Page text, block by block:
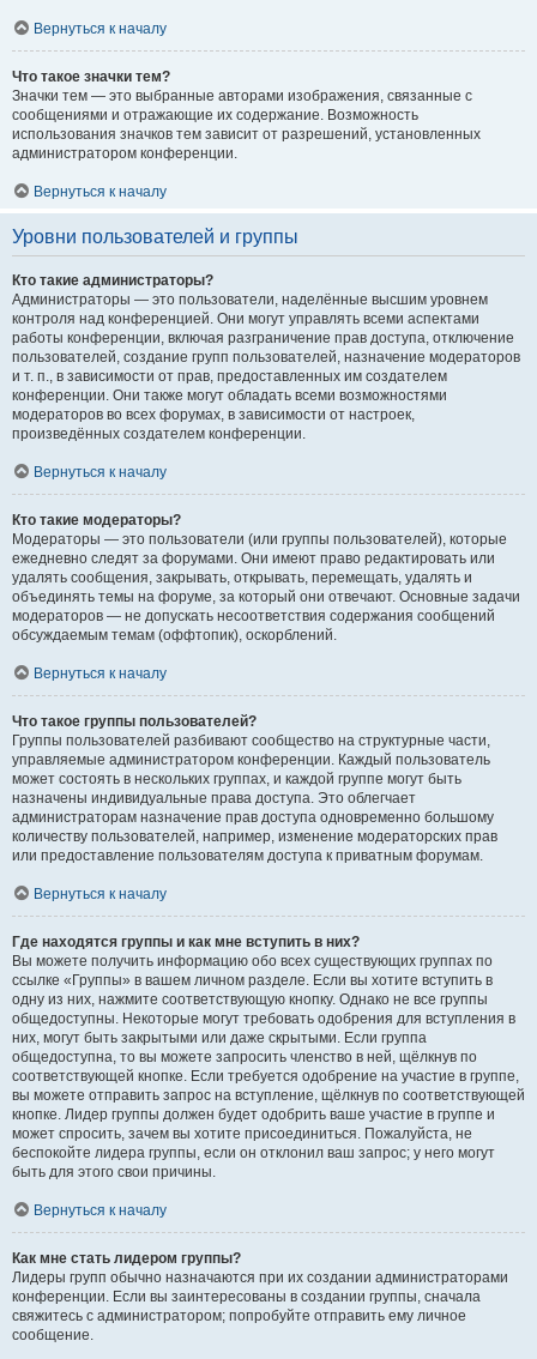
Вернуться к началу
Что такое значки тем?
Значки тем — это выбранные авторами изображения, связанные с
сообщениями и отражающие их содержание. Возможность
использования значков тем зависит от разрешений, установленных
администратором конференции.
Вернуться к началу
Уровни пользователей и группы
Кто такие администраторы?
Администраторы — это пользователи, наделённые высшим уровнем
контроля над конференцией. Они могут управлять всеми аспектами
работы конференции, включая разграничение прав доступа, отключение
пользователей, создание групп пользователей, назначение модераторов
и т. п., в зависимости от прав, предоставленных им создателем
конференции. Они также могут обладать всеми возможностями
модераторов во всех форумах, в зависимости от настроек,
произведённых создателем конференции.
Вернуться к началу
Кто такие модераторы?
Модераторы — это пользователи (или группы пользователей), которые
ежедневно следят за форумами. Они имеют право редактировать или
удалять сообщения, закрывать, открывать, перемещать, удалять и
объединять темы на форуме, за который они отвечают. Основные задачи
модераторов — не допускать несоответствия содержания сообщений
обсуждаемым темам (оффтопик), оскорблений.
Вернуться к началу
Что такое группы пользователей?
Группы пользователей разбивают сообщество на структурные части,
управляемые администратором конференции. Каждый пользователь
может состоять в нескольких группах, и каждой группе могут быть
назначены индивидуальные права доступа. Это облегчает
администраторам назначение прав доступа одновременно большому
количеству пользователей, например, изменение модераторских прав
или предоставление пользователям доступа к приватным форумам.
Вернуться к началу
Где находятся группы и как мне вступить в них?
Вы можете получить информацию обо всех существующих группах по
ссылке «Группы» в вашем личном разделе. Если вы хотите вступить в
одну из них, нажмите соответствующую кнопку. Однако не все группы
общедоступны. Некоторые могут требовать одобрения для вступления в
них, могут быть закрытыми или даже скрытыми. Если группа
общедоступна, то вы можете запросить членство в ней, щёлкнув по
соответствующей кнопке. Если требуется одобрение на участие в группе,
вы можете отправить запрос на вступление, щёлкнув по соответствующей
кнопке. Лидер группы должен будет одобрить ваше участие в группе и
может спросить, зачем вы хотите присоединиться. Пожалуйста, не
беспокойте лидера группы, если он отклонил ваш запрос; у него могут
быть для этого свои причины.
Вернуться к началу
Как мне стать лидером группы?
Лидеры групп обычно назначаются при их создании администраторами
конференции. Если вы заинтересованы в создании группы, сначала
свяжитесь с администратором; попробуйте отправить ему личное
сообщение.